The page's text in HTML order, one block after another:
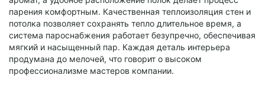
парения комфортным. Качественная теплоизоляция стен и
потолка позволяет сохранять тепло длительное время, а
система пароснабжения работает безупречно, обеспечивая
мягкий и насыщенный пар. Каждая деталь интерьера
продумана до мелочей, что говорит о высоком
профессионализме мастеров компании.